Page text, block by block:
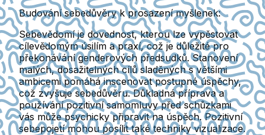
Budování sebedůvěry k prosazení myšlenek:
Sebevědomí je dovednost, kterou lze vypěstovat
cílevědomým úsilím a praxí, což je důležité pro
překonávání genderových předsudků. Stanovení
malých, dosažitelných cílů sladěných s většími
ambicemi pomáhá inscenovat postupné úspěchy,
což zvyšuje sebedůvěru. Důkladná příprava a
používání pozitivní samomluvy před schůzkami
vás může psychicky připravit na úspěch. Pozitivní
sebepojetí mohou posílit také techniky vizualizace.